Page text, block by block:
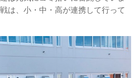
は、小・中・高が連携して行って